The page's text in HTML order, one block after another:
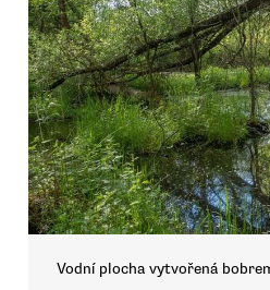
Vodní plocha vytvořená